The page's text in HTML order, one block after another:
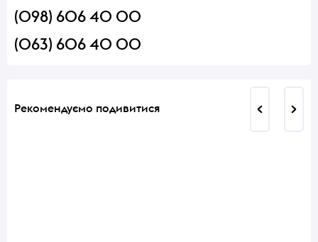
(098) 606 40 00
(063) 606 40 00
Рекомендуємо подивитися